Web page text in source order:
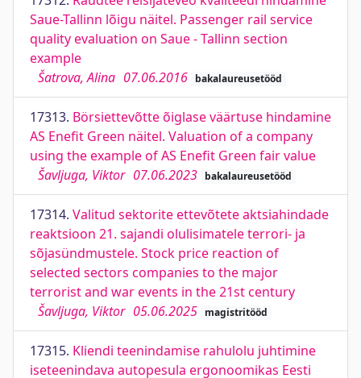
Saue-Tallinn lõigu näitel. Passenger rail service
quality evaluation on Saue - Tallinn section
example
Šatrova, Alina 07.06.2016 bakalaureusetööd
17313. Börsiettevõtte õiglase väärtuse hindamine
AS Enefit Green näitel. Valuation of a company
using the example of AS Enefit Green fair value
Šavljuga, Viktor 07.06.2023 bakalaureusetööd
17314. Valitud sektorite ettevõtete aktsiahindade
reaktsioon 21. sajandi olulisimatele terrori- ja
sõjasündmustele. Stock price reaction of
selected sectors companies to the major
terrorist and war events in the 21st century
Šavljuga, Viktor 05.06.2025 magistritööd
17315. Kliendi teenindamise rahulolu juhtimine
iseteenindava autopesula ergonoomikas Eesti